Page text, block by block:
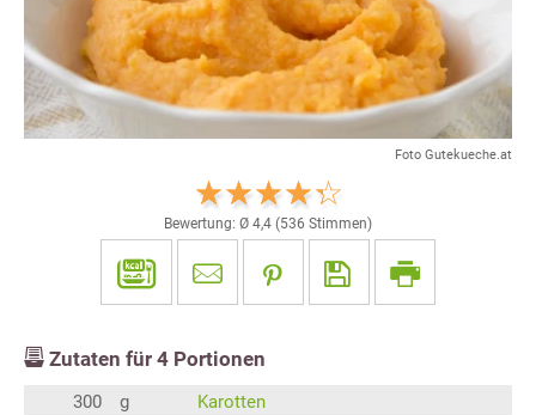
Foto Gutekueche.at
Bewertung: Ø 4,4 (536 Stimmen)
Zutaten für 4 Portionen
300 g
Karotten